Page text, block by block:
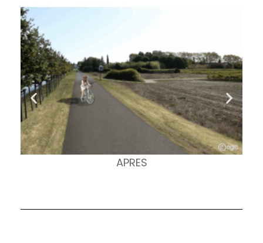
APRES